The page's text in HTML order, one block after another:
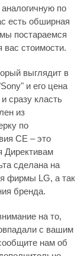
по
есть обширная
постараемся
стоимости.
выглядит в
и его цена
сразу класть
из
по
СЕ – это
Директивам
сделана на
фирмы LG, а так
бренда.
на то,
с вашим
нам об